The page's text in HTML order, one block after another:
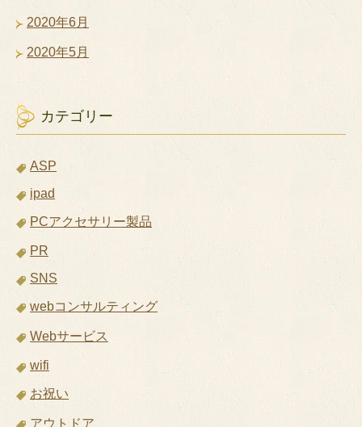
2020年6月
2020年5月
カテゴリー
ASP
ipad
PCアクセサリー製品
PR
SNS
webコンサルティング
Webサービス
wifi
お祝い
アウトドア